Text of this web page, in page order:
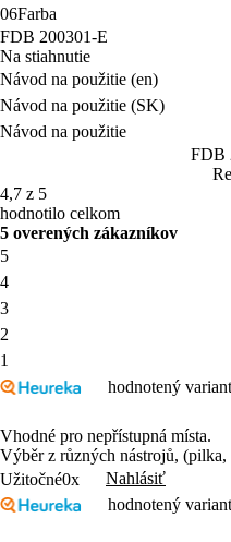
06Farba
FDB 200301-E
Na stiahnutie
Návod na použitie (en)
Návod na použitie (SK)
Návod na použitie
FDB
4,7 z 5
hodnotilo celkom
5 overených zákazníkov
5
4
3
2
1
hodnotený
Vhodné pro nepřístupná místa.
Výběr z různých nástrojů, (pilka,
Užitočné0x
Nahlásiť
hodnotený